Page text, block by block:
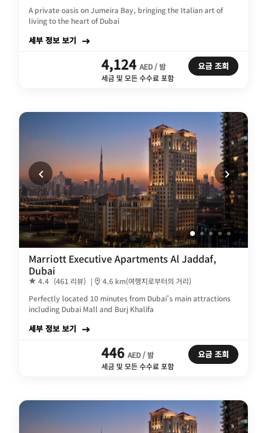
A private oasis on Jumeira Bay, bringing the Italian art of
living to the heart of Dubai
세부 정보 보기
4,124 AED / 밤
세금 및 모든 수수료 포함
요금 조회
Marriott Executive Apartments Al Jaddaf,
Dubai
4.4 (461 리뷰) |
4.6 km(여행지로부터의 거리)
Perfectly located 10 minutes from Dubai's main attractions
including Dubai Mall and Burj Khalifa
세부 정보 보기
446 AED / 밤
세금 및 모든 수수료 포함
요금 조회